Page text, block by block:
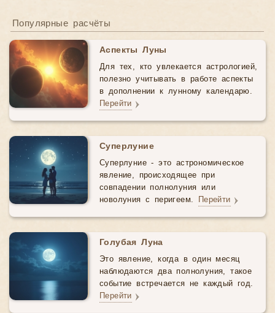
Популярные расчёты
Аспекты Луны
Для тех, кто увлекается астрологией,
полезно учитывать в работе аспекты
в дополнении к лунному календарю.
Перейти
Суперлуние
Суперлуние - это астрономическое
явление, происходящее при
совпадении полнолуния или
новолуния с перигеем.
Перейти
Голубая Луна
Это явление, когда в один месяц
наблюдаются два полнолуния, такое
событие встречается не каждый год.
Перейти